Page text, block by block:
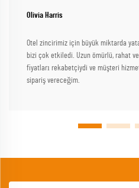
Olivia Harris
Otel zincirimiz için büyük miktarda
bizi çok etkiledi. Uzun ömürlü, rahat
fiyatları rekabetçiydi ve müşteri
sipariş vereceğim.